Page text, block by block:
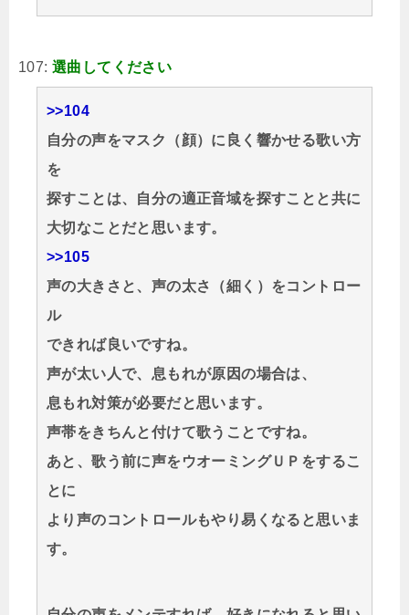
107: 選曲してください
>>104
自分の声をマスク（顔）に良く響かせる歌い方
を
探すことは、自分の適正音域を探すことと共に
大切なことだと思います。
>>105
声の大きさと、声の太さ（細く）をコントロー
ル
できれば良いですね。
声が太い人で、息もれが原因の場合は、
息もれ対策が必要だと思います。
声帯をきちんと付けて歌うことですね。
あと、歌う前に声をウオーミングＵＰをするこ
とに
より声のコントロールもやり易くなると思いま
す。